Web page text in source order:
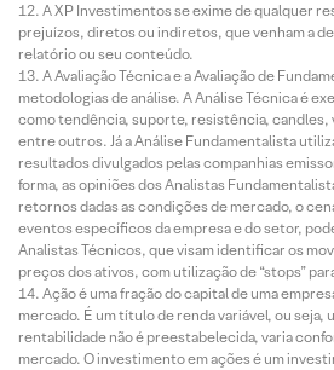
A XP Investimentos se exime de qualquer
prejuízos, diretos ou indiretos, que venham a
relatório ou seu conteúdo.
A Avaliação Técnica e a Avaliação de
metodologias de análise. A Análise Técnica é
como tendência, suporte, resistência, candles,
entre outros. Já a Análise Fundamentalista
resultados divulgados pelas companhias
forma, as opiniões dos Analistas
retornos dadas as condições de mercado, o
eventos específicos da empresa e do setor,
Analistas Técnicos, que visam identificar os
preços dos ativos, com utilização de “stops”
Ação é uma fração do capital de uma
mercado. É um título de renda variável, ou seja,
rentabilidade não é preestabelecida, varia
mercado. O investimento em ações é um